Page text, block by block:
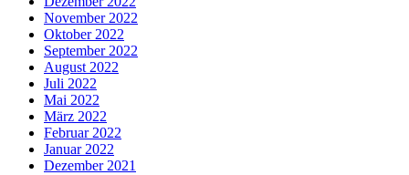
November 2022
Oktober 2022
September 2022
August 2022
Juli 2022
Mai 2022
März 2022
Februar 2022
Januar 2022
Dezember 2021